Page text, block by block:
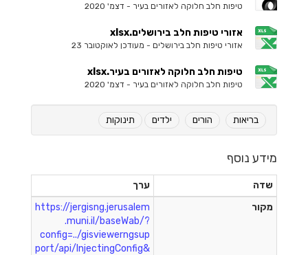
טיפות חלב חלוקה לאזורים בעיר - דצמ' 2020
אזורי טיפות חלב בירושלים.xlsx
אזורי טיפות חלב בירושלים - מעודכן לאוקטובר 23
טיפות חלב חלוקה לאזורים בעיר.xlsx
טיפות חלב חלוקה לאזורים בעיר - דצמ' 2020
בריאות הורים ילדים תינוקות
מידע נוסף
שדה
ערך
מקור
https://jergisng.jerusalem
.muni.il/baseWab/?
config=../gisviewerngsup
port/api/InjectingConfig&